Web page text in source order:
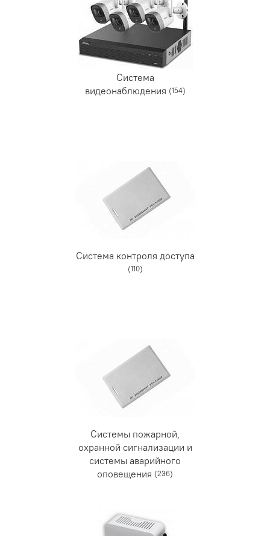
Система
видеонаблюдения (154)
Система контроля доступа
(110)
Системы пожарной,
охранной сигнализации и
системы аварийного
оповещения (236)